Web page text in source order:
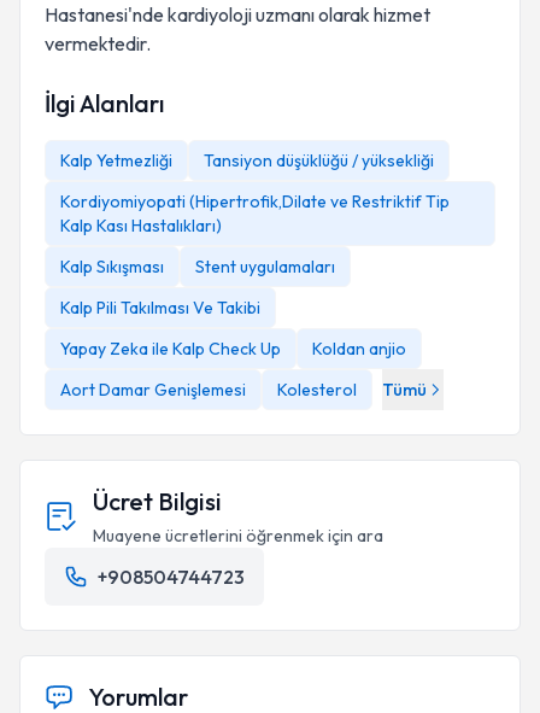
Hastanesi'nde kardiyoloji uzmanı olarak hizmet
vermektedir.
İlgi Alanları
Kalp Yetmezliği
Tansiyon düşüklüğü / yüksekliği
Kordiyomiyopati (Hipertrofik,Dilate ve Restriktif Tip
Kalp Kası Hastalıkları)
Kalp Sıkışması
Stent uygulamaları
Kalp Pili Takılması Ve Takibi
Yapay Zeka ile Kalp Check Up
Koldan anjio
Aort Damar Genişlemesi
Kolesterol Tümü
Ücret Bilgisi
Muayene ücretlerini öğrenmek için ara
+908504744723
Yorumlar